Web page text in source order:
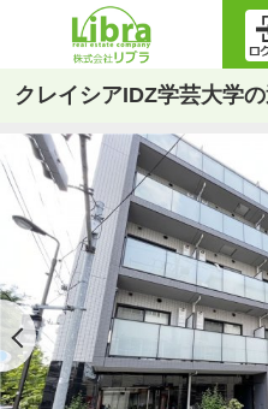
クレイシアIDZ学芸大学